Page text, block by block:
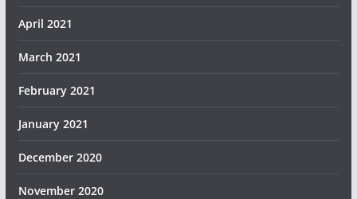
April 2021
March 2021
February 2021
January 2021
December 2020
November 2020